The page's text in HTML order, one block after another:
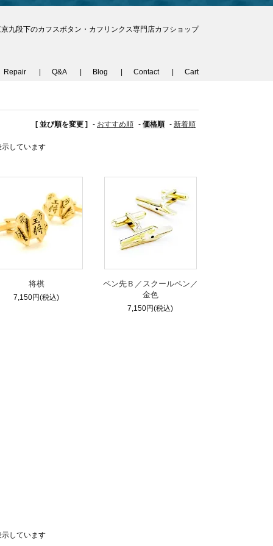
九段下のカフスボタン・カフリンクス専門店カフショップ
Repair Q&A Blog Contact Cart
[ 並び順を変更 ] - おすすめ順 - 価格順 - 新着順
しています
将棋
7,150円(税込)
ペン先Ｂ／スクールペン／
金色
7,150円(税込)
しています